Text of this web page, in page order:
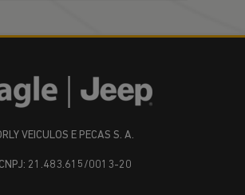
VEICULOS E PECAS S. A.
CNPJ: 21.483.615/0013-20